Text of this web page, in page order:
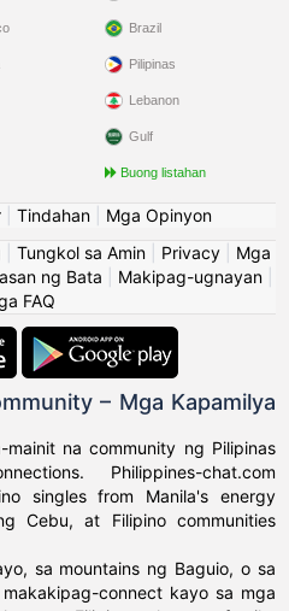
Brazil
Pilipinas
Lebanon
Gulf
Buong listahan
| Tindahan| Mga Opinyon
Tungkol sa Amin Privacy
Mga
ng Bata Makipag-ugnayan
FAQ
– Mga Kapamilya
mainit na community ng Pilipinas
Philippines-chat.com
singles from Manila's energy
Cebu, at Filipino communities
sa mountains ng Baguio, o sa
connect kayo sa mga